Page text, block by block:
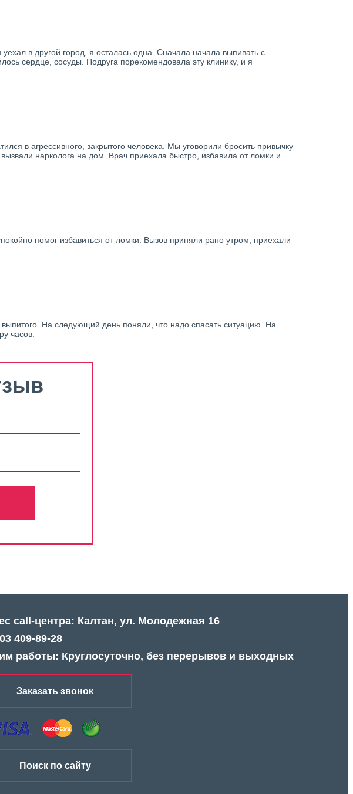
в другой город, я осталась одна. Сначала начала выпивать с
сердце, сосуды. Подруга порекомендовала эту клинику, и я
в агрессивного, закрытого человека. Мы уговорили бросить привычку
нарколога на дом. Врач приехала быстро, избавила от ломки и
помог избавиться от ломки. Вызов приняли рано утром, приехали
На следующий день поняли, что надо спасать ситуацию. На
часов.
call-центра: Калтан, ул. Молодежная 16
409-89-28
работы: Круглосуточно, без перерывов и выходных
Заказать звонок
Поиск по сайту